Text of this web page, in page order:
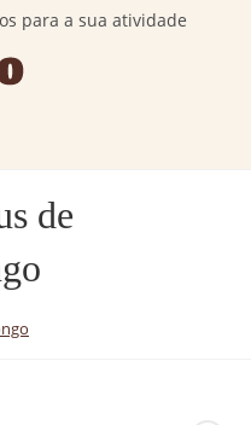
para a sua atividade
de